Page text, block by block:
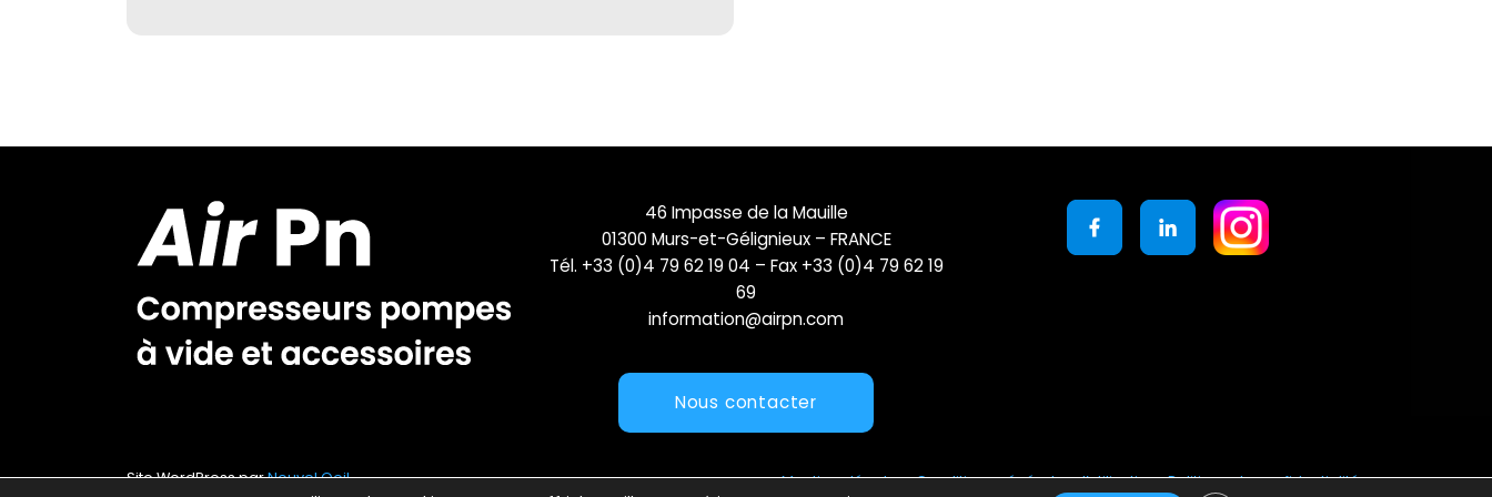
46 Impasse de la Mauille
01300 Murs-et-Gélignieux – FRANCE
Tél. +33 (0)4 79 62 19 04 – Fax +33 (0)4 79 62 19
69
information@airpn.com
Nous contacter
Site WordPress parNouvel Oeil Mentions légales Conditions générales d’utilisation Politique de confidentialité